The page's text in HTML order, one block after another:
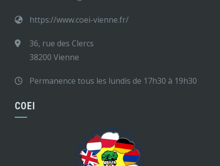
https://www.coei-vienne.fr/
36, rue des Clercs
38200 Vienne
Permanence tous les lundis de 17h30 à 19h30
COEI